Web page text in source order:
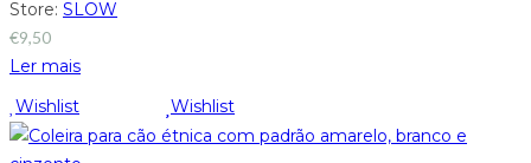
Store: SLOW
€9,50
Ler mais
Wishlist
Wishlist